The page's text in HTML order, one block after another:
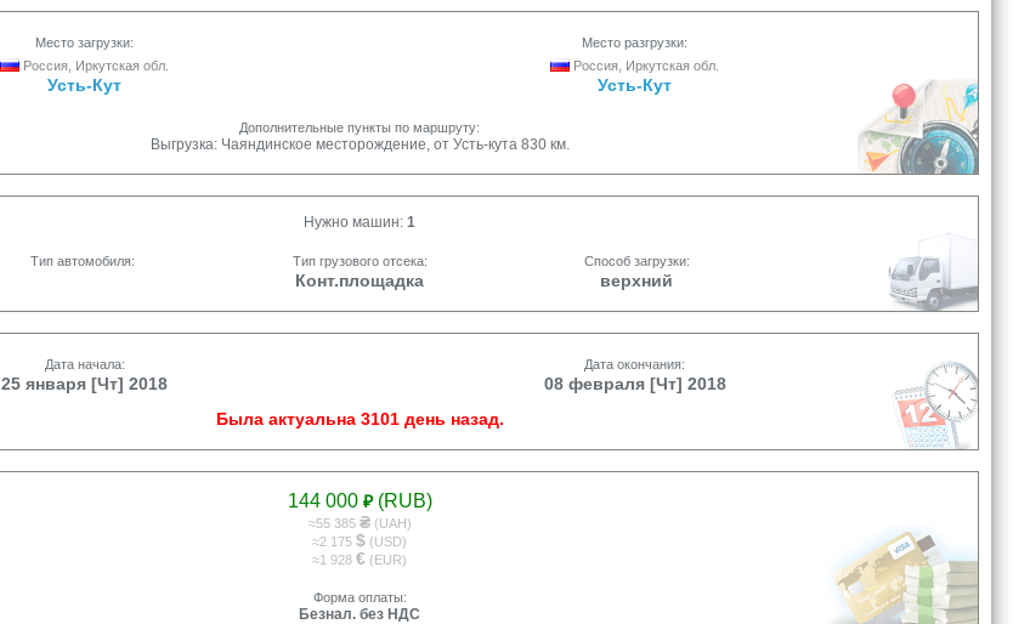
Место загрузки:
Россия, Иркутская обл.
Усть-Кут
Место разгрузки:
Россия, Иркутская обл.
Усть-Кут
Дополнительные пункты по маршруту:
Выгрузка: Чаяндинское месторождение, от Усть-кута 830 км.
Нужно машин: 1
Тип автомобиля: Тип грузового отсека:
Конт.площадка
Способ загрузки:
верхний
Дата начала:
25 января [Чт] 2018
Дата окончания:
08 февраля [Чт] 2018
Была актуальна 3101 день назад.
144 000 ₽(RUB)
≈55 385 ₴(UAH)
≈2 175 $ (USD)
≈1 928 € (EUR)
Форма оплаты:
Безнал. без НДС